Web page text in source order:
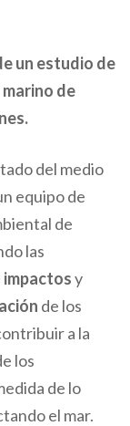
un estudio de
de
del medio
equipo de
de
las
impactosy
de los
a la
los
de lo
el mar.